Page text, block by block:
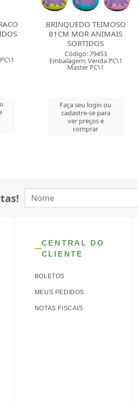
BOIA INFLAVEL REDONDA
NEON 90CM MOR
Código: 79450
Embalagem: Venda PC\1
Master PC\1
Faça seu login ou
cadastre-se para
ver preços e
comprar
CENTRAL DO
CLIENTE
BOLETOS
MEUS PEDIDOS
NOTAS FISCAIS